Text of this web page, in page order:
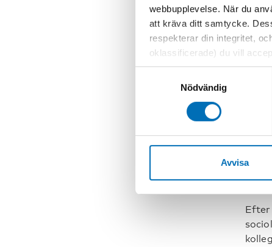
webbupplevelse. När du
att kräva ditt samtycke.
respekterar din integritet,
oklassificerade) du vill
inställningar för cookies.
vi erbjuder. Om du har
Nödvändig
Avvisa
Det
Efter